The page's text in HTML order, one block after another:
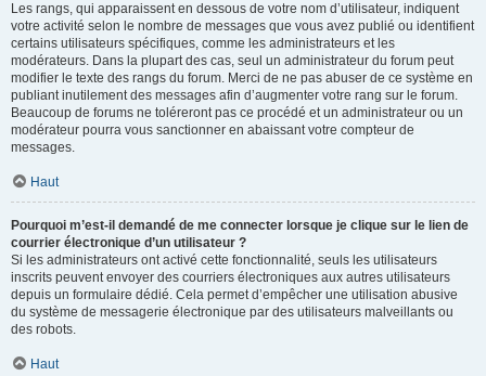
Les rangs, qui apparaissent en dessous de votre nom d’utilisateur, indiquent
votre activité selon le nombre de messages que vous avez publié ou identifient
certains utilisateurs spécifiques, comme les administrateurs et les
modérateurs. Dans la plupart des cas, seul un administrateur du forum peut
modifier le texte des rangs du forum. Merci de ne pas abuser de ce système en
publiant inutilement des messages afin d’augmenter votre rang sur le forum.
Beaucoup de forums ne toléreront pas ce procédé et un administrateur ou un
modérateur pourra vous sanctionner en abaissant votre compteur de
messages.
Haut
Pourquoi m’est-il demandé de me connecter lorsque je clique sur le lien de
courrier électronique d’un utilisateur ?
Si les administrateurs ont activé cette fonctionnalité, seuls les utilisateurs
inscrits peuvent envoyer des courriers électroniques aux autres utilisateurs
depuis un formulaire dédié. Cela permet d’empêcher une utilisation abusive
du système de messagerie électronique par des utilisateurs malveillants ou
des robots.
Haut